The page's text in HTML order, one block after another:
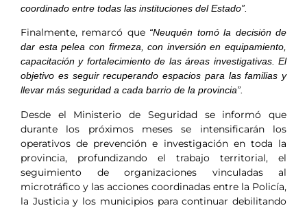
coordinado entre todas las instituciones del Estado”.
Finalmente, remarcó que “Neuquén tomó la decisión de
dar esta pelea con firmeza, con inversión en equipamiento,
capacitación y fortalecimiento de las áreas investigativas. El
objetivo es seguir recuperando espacios para las familias y
llevar más seguridad a cada barrio de la provincia”.
Desde el Ministerio de Seguridad se informó que
durante los próximos meses se intensificarán los
operativos de prevención e investigación en toda la
provincia, profundizando el trabajo territorial, el
seguimiento de organizaciones vinculadas al
microtráfico y las acciones coordinadas entre la Policía,
la Justicia y los municipios para continuar debilitando